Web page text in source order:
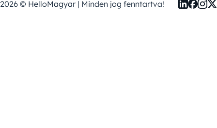
2026 © HelloMagyar | Minden jog fenntartva!